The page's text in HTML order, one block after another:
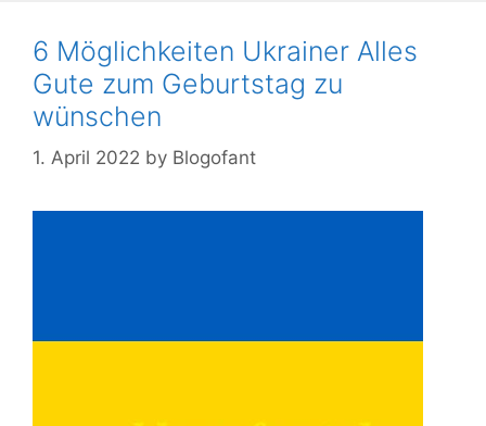
6 Möglichkeiten Ukrainer Alles
Gute zum Geburtstag zu
wünschen
1. April 2022 by Blogofant